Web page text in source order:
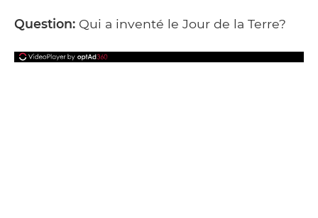
Facebook Google+Tumblr
Pocket
Question: Qui a inventé le Jour de la Terre?